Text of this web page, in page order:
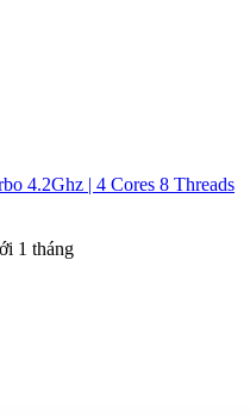
4.2Ghz | 4 Cores 8 Threads
1 tháng